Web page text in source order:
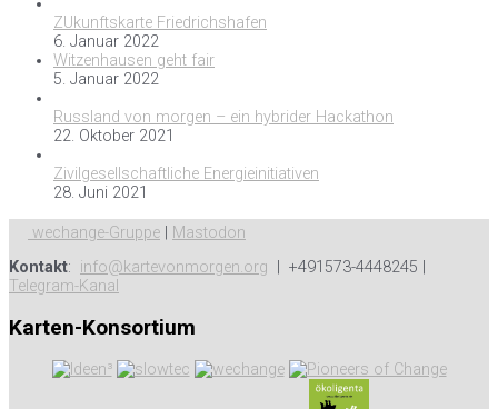
ZUkunftskarte Friedrichshafen
6. Januar 2022
Witzenhausen geht fair
5. Januar 2022
Russland von morgen – ein hybrider Hackathon
22. Oktober 2021
Zivilgesellschaftliche Energieinitiativen
28. Juni 2021
wechange-Gruppe
Mastodon
Kontakt: info@kartevonmorgen.org | +491573-4448245 |
Telegram-Kanal
Karten-Konsortium